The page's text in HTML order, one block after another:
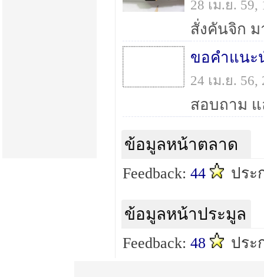
28 เม.ย.
ขอคำแนะ
24 เม.ย.
ข้อมูลหน้าตลาด
Feedback: 44 ประ
ข้อมูลหน้าประมูล
Feedback: 48 ประ